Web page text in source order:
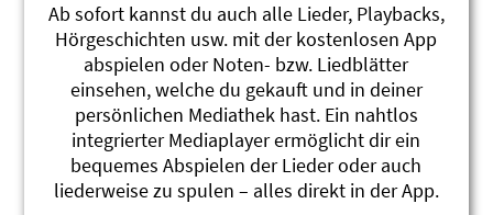
Kum, Heidi, zum Grossvater 1 (Lied)
MärliMusicalTheater
Heidi, wo bisch du dihei?
#Heidi
Das sind üseri vier Wänd (Lied)
MärliMusicalTheater
Heidi, wo bisch du dihei?
#Heidi #Wohnen
Ab sofort kannst du auch alle Lieder, Playbacks,
Hörgeschichten usw. mit der kostenlosen App
abspielen oder Noten- bzw. Liedblätter
einsehen, welche du gekauft und in deiner
persönlichen Mediathek hast. Ein nahtlos
integrierter Mediaplayer ermöglicht dir ein
bequemes Abspielen der Lieder oder auch
liederweise zu spulen – alles direkt in der App.